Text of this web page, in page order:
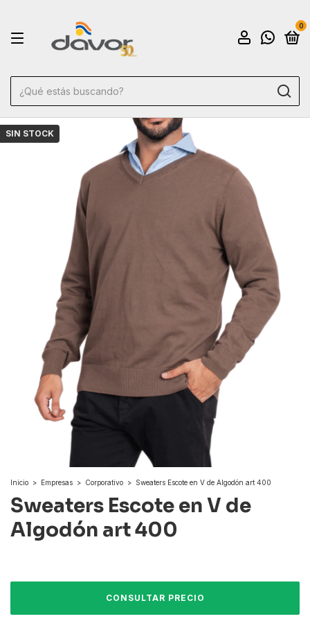
0
SIN STOCK
Inicio > Empresas > Corporativo > Sweaters Escote en V de Algodón art 400
Sweaters Escote en V de
Algodón art 400